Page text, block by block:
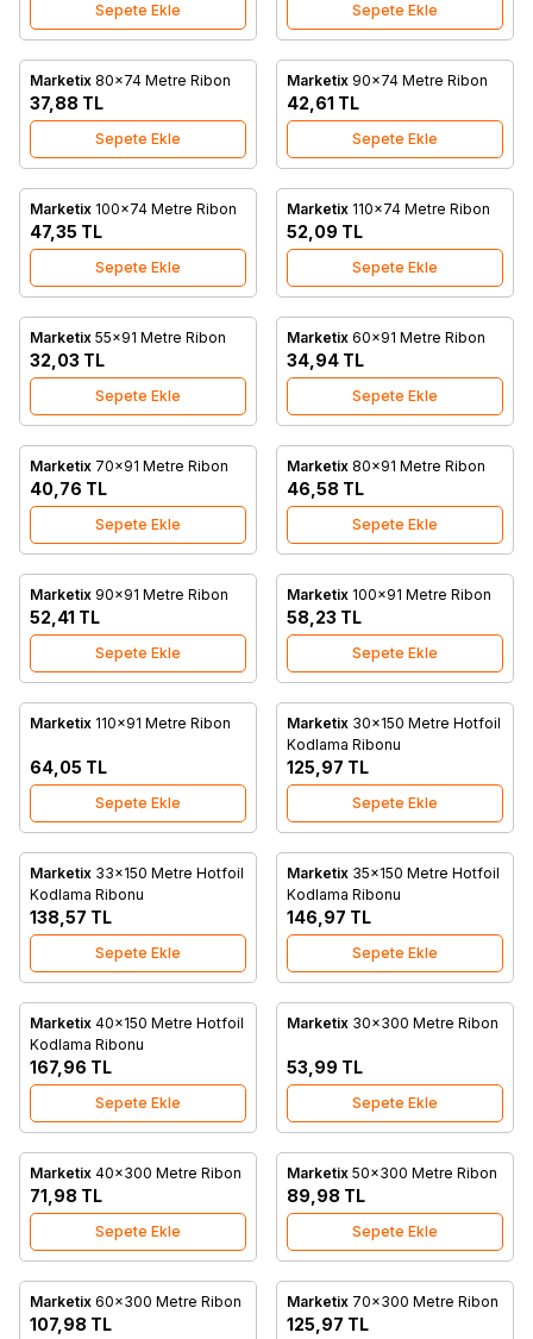
Sepete Ekle Sepete Ekle
Favorilere Ekle
Marketix 80x74 Metre Ribon
37,88 TL
Sepete Ekle
Favorilere Ekle
Marketix 90x74 Metre Ribon
42,61 TL
Sepete Ekle
Favorilere Ekle
Marketix 100x74 Metre Ribon
47,35 TL
Sepete Ekle
Favorilere Ekle
Marketix 110x74 Metre Ribon
52,09 TL
Sepete Ekle
Favorilere Ekle
Marketix 55x91 Metre Ribon
32,03 TL
Sepete Ekle
Favorilere Ekle
Marketix 60x91 Metre Ribon
34,94 TL
Sepete Ekle
Favorilere Ekle
Marketix 70x91 Metre Ribon
40,76 TL
Sepete Ekle
Favorilere Ekle
Marketix 80x91 Metre Ribon
46,58 TL
Sepete Ekle
Favorilere Ekle
Marketix 90x91 Metre Ribon
52,41 TL
Sepete Ekle
Favorilere Ekle
Marketix 100x91 Metre Ribon
58,23 TL
Sepete Ekle
Marketix 110x91 Metre Ribon
64,05 TL
Sepete Ekle
Favorilere Ekle
Marketix 30x150 Metre Hotfoil
Kodlama Ribonu
125,97 TL
Sepete Ekle
Favorilere Ekle
Marketix 33x150 Metre Hotfoil
Kodlama Ribonu
138,57 TL
Sepete Ekle
Favorilere Ekle
Marketix 35x150 Metre Hotfoil
Kodlama Ribonu
146,97 TL
Sepete Ekle
Favorilere Ekle
Marketix 40x150 Metre Hotfoil
Kodlama Ribonu
167,96 TL
Sepete Ekle
Marketix 30x300 Metre Ribon
53,99 TL
Sepete Ekle
Favorilere Ekle
Marketix 40x300 Metre Ribon
71,98 TL
Sepete Ekle
Favorilere Ekle
Marketix 50x300 Metre Ribon
89,98 TL
Sepete Ekle
Favorilere Ekle
Marketix 60x300 Metre Ribon
107,98 TL Favorilere Ekle
Marketix 70x300 Metre Ribon
125,97 TL